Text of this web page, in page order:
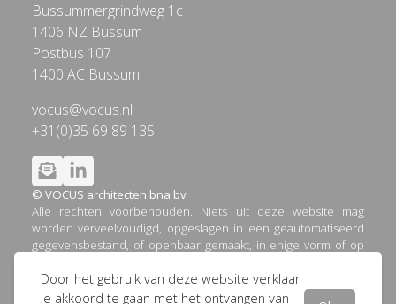
Door het gebruik van deze website verklaar
je akkoord te gaan met het ontvangen van
Bussummergrindweg 1c
1406 NZ Bussum
Postbus 107
1400 AC Bussum
vocus@vocus.nl
+31(0)35 69 89 135
© VOCUS architecten bna bv
Alle rechten voorbehouden. Niets uit deze website mag
worden verveelvoudigd, opgeslagen in een geautomatiseerd
gegevensbestand, of openbaar gemaakt, in enige vorm of op
kopieën, of op welke andere manier dan ook, zonder
voorafgaande schriftelijke toestemming van VOCUS